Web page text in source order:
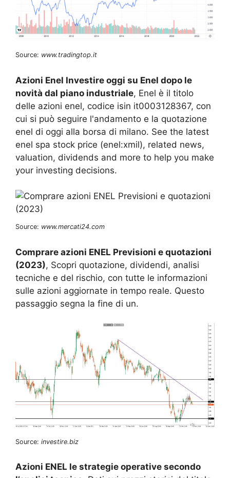
Source: www.tradingtop.it
Azioni Enel Investire oggi su Enel dopo le
novità dal piano industriale, Enel è il titolo
delle azioni enel, codice isin it0003128367, con
cui si può seguire l'andamento e la quotazione
enel di oggi alla borsa di milano. See the latest
enel spa stock price (enel:xmil), related news,
valuation, dividends and more to help you make
your investing decisions.
Source: www.mercati24.com
Comprare azioni ENEL Previsioni e quotazioni
(2023), Scopri quotazione, dividendi, analisi
tecniche e del rischio, con tutte le informazioni
sulle azioni aggiornate in tempo reale. Questo
passaggio segna la fine di un.
Source: investire.biz
Azioni ENEL le strategie operative secondo